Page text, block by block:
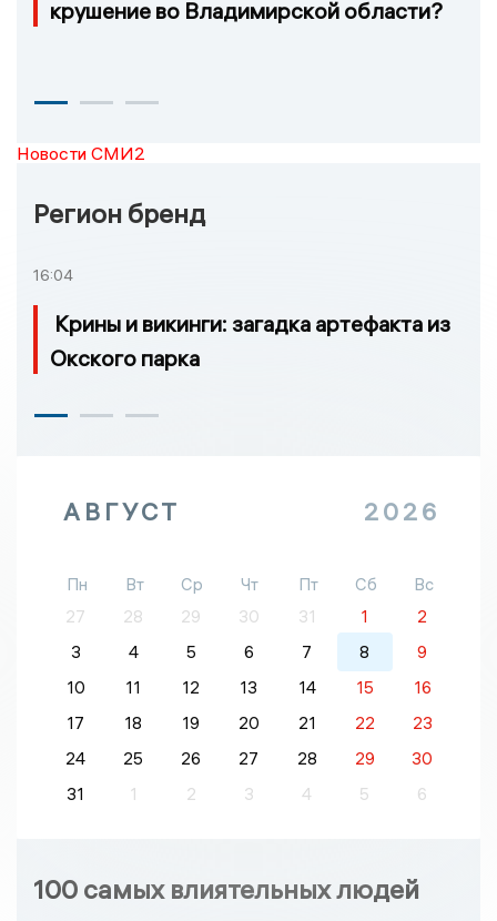
крушение во Владимирской области?
Новости СМИ2
Регион бренд
16:04
Крины и викинги: загадка артефакта из
Окского парка
АВГУСТ 2026
Пн Вт Ср Чт Пт Сб
Вс
27
28 29 30 31 1
2
3
4 5 6 7 8
9
10
11 12 13 14 15
16
17
18 19 20 21 22
23
24
25 26 27 28 29
30
31
1 2 3 4 5 6
100 самых влиятельных людей